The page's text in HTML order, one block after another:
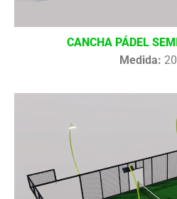
CANCHA PÁDEL
Medida: